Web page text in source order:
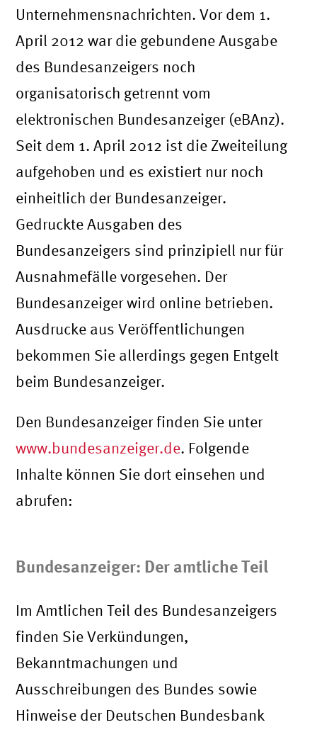
Unternehmensnachrichten. Vor dem 1.
April 2012 war die gebundene Ausgabe
des Bundesanzeigers noch
organisatorisch getrennt vom
elektronischen Bundesanzeiger (eBAnz).
Seit dem 1. April 2012 ist die Zweiteilung
aufgehoben und es existiert nur noch
einheitlich der Bundesanzeiger.
Gedruckte Ausgaben des
Bundesanzeigers sind prinzipiell nur für
Ausnahmefälle vorgesehen. Der
Bundesanzeiger wird online betrieben.
Ausdrucke aus Veröffentlichungen
bekommen Sie allerdings gegen Entgelt
beim Bundesanzeiger.
Den Bundesanzeiger finden Sie unter
www.bundesanzeiger.de. Folgende
Inhalte können Sie dort einsehen und
abrufen:
Bundesanzeiger: Der amtliche Teil
Im Amtlichen Teil des Bundesanzeigers
finden Sie Verkündungen,
Bekanntmachungen und
Ausschreibungen des Bundes sowie
Hinweise der Deutschen Bundesbank